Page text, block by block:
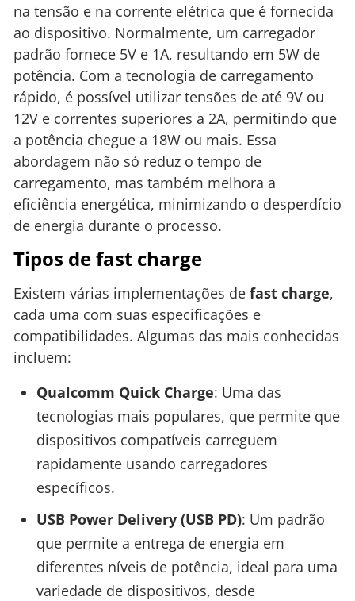
na tensão e na corrente elétrica que é fornecida
ao dispositivo. Normalmente, um carregador
padrão fornece 5V e 1A, resultando em 5W de
potência. Com a tecnologia de carregamento
rápido, é possível utilizar tensões de até 9V ou
12V e correntes superiores a 2A, permitindo que
a potência chegue a 18W ou mais. Essa
abordagem não só reduz o tempo de
carregamento, mas também melhora a
eficiência energética, minimizando o desperdício
de energia durante o processo.
Tipos de fast charge
Existem várias implementações de fast charge,
cada uma com suas especificações e
compatibilidades. Algumas das mais conhecidas
incluem:
Qualcomm Quick Charge: Uma das
tecnologias mais populares, que permite que
dispositivos compatíveis carreguem
rapidamente usando carregadores
específicos.
USB Power Delivery (USB PD): Um padrão
que permite a entrega de energia em
diferentes níveis de potência, ideal para uma
variedade de dispositivos, desde